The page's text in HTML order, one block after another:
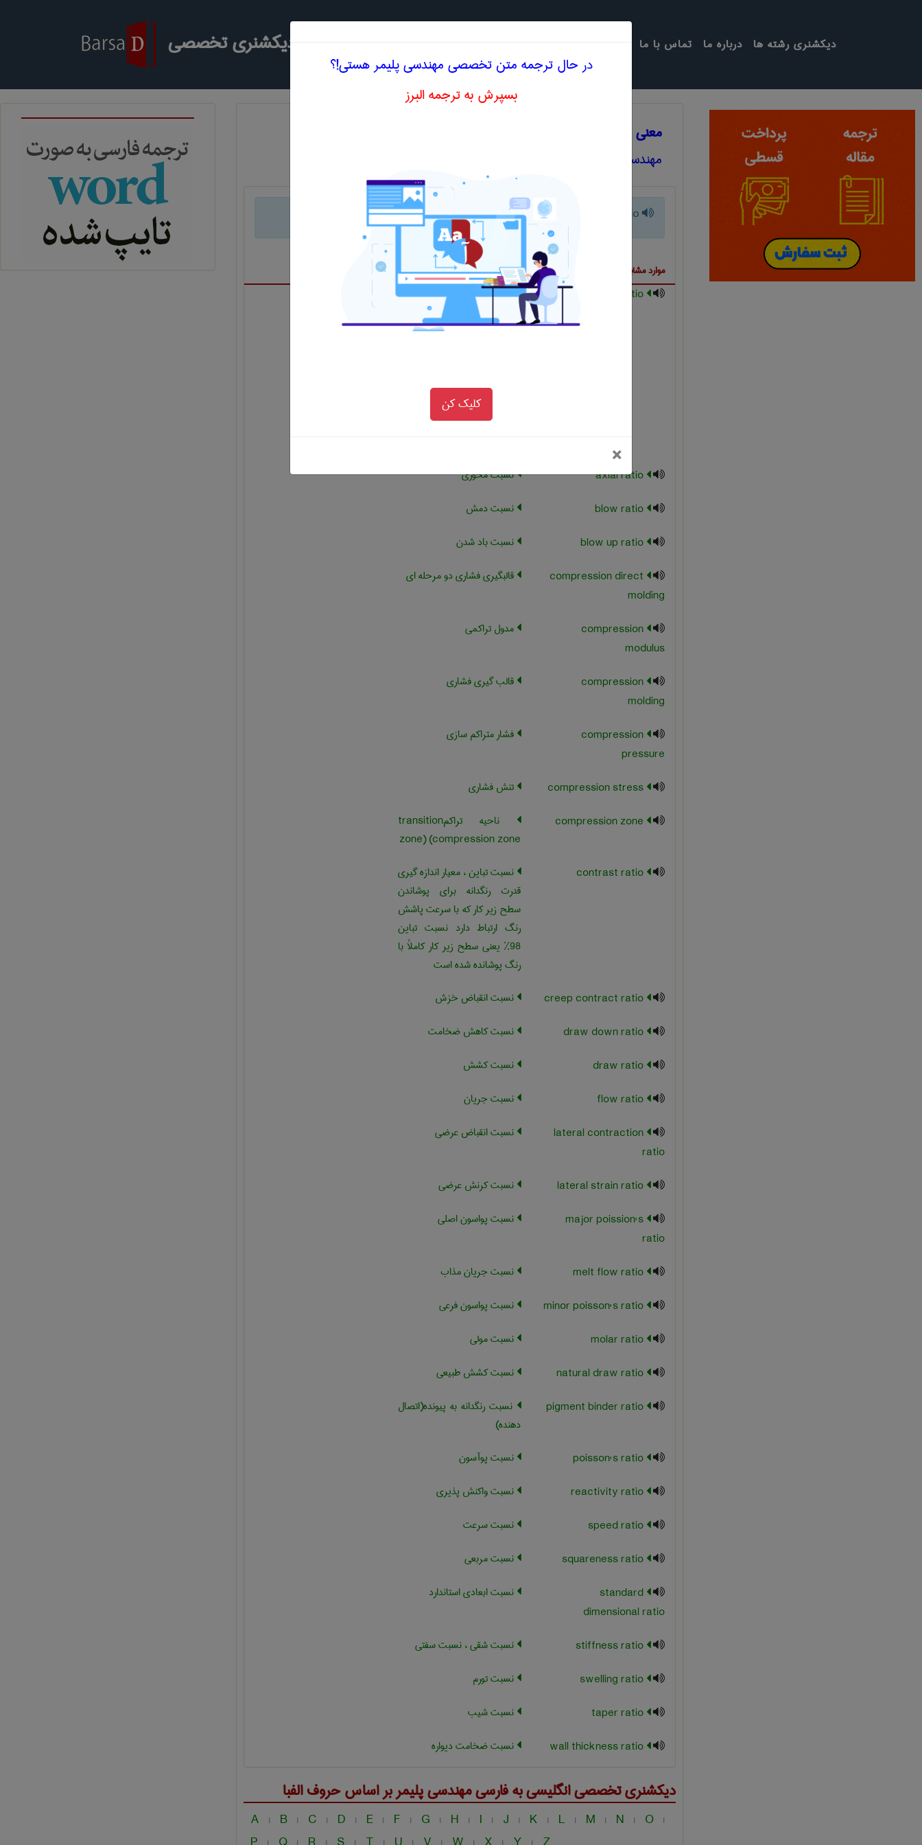
جستجو در دیکشنری تخصصی تماس با ما درباره ما دیکشنری رشته ها
معنی COMPRESSION RATIO
مهندسی پليمر
compression ratio نسبت تراکم
موارد مشابه با اصطلاح تخصصیانگلیسی COMPRESSION RATIO
aspect ratio
نسبت منظر(طول به قطر) ،
نسبت عرض به ارتفاع یا طول به
قطر ذره را گویند نسبت منظر
بزرگتر باشد نشان دهنده غیر
کروی تر بودن ذره است برای
ذرات کروی نسبت منظر برابر
axial ratio
نسبت محوری
blow ratio
نسبت دمش
blow up ratio
نسبت باد شدن
compression direct
molding
قالبگیری فشاری دو مرحله ای
compression
modulus
مدول تراکمی
compression
molding
قالب گیری فشاری
compression
pressure
فشار متراکم سازی
compression stress
تنش فشاری
ناحیه تراکمtransition
zone) (compression zone
contrast ratio
نسبت تباین ، معیار اندازه گیری
قدرت رنگدانه برای پوشاندن
سطح زیر کار که با سرعت پاشش
رنگ ارتباط دارد نسبت تباین
98% یعنی سطح زیر کار کاملاً با
رنگ پوشانده شده است
creep contract ratio
نسبت انقباض خزش
draw down ratio
نسبت کاهش ضخامت
draw ratio
نسبت کشش
flow ratio
نسبت جریان
lateral contraction
ratio
نسبت انقباض عرضی
lateral strain ratio
نسبت کرنش عرضی
major poission's
ratio
نسبت پواسون اصلی
melt flow ratio
نسبت جریان مذاب
minor poisson's ratio
نسبت پواسون فرعی
molar ratio
نسبت مولی
natural draw ratio
نسبت کشش طبیعی
pigment binder ratio
نسبت رنگدانه به پیونده(اتصال
دهنده)
poisson's ratio
نسبت پوآسون
reactivity ratio
نسبت واکنش پذیری
speed ratio
نسبت سرعت
squareness ratio
نسبت مربعی
standard
dimensional ratio
نسبت ابعادی استاندارد
stiffness ratio
نسبت شقی ، نسبت سفتی
swelling ratio
نسبت تورم
taper ratio
نسبت شیب
wall thickness ratio
نسبت ضخامت دیواره
دیکشنری تخصصی انگلیسی به فارسیمهندسی پليمربر اساس حروف الفبا
A | B | C | D | E | F | G | H | I | J | K | L | M | N | O |
در حال ترجمه متن تخصصی مهندسی پليمر هستی!؟
بسپرش به ترجمه البرز
کلیک کن
×بستن